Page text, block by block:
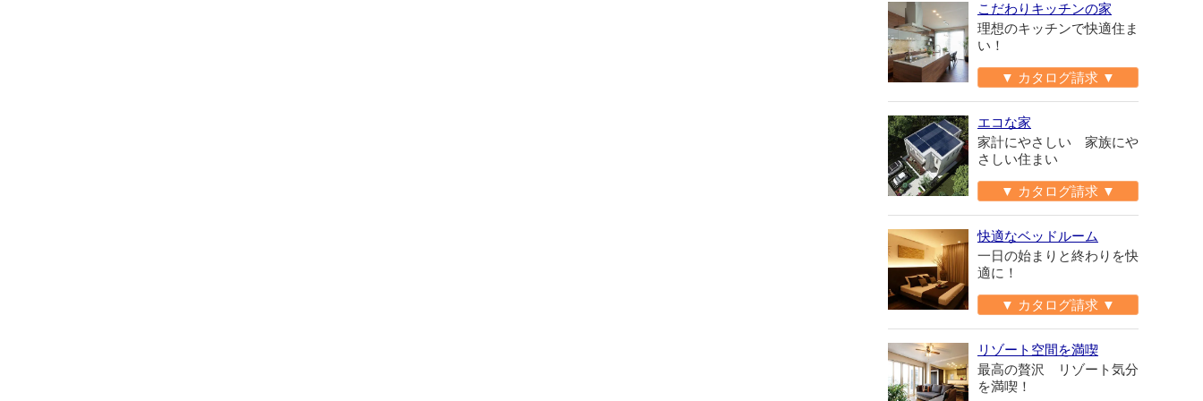
こだわりキッチンの家
理想のキッチンで快適住ま
い！
▼ カタログ請求 ▼
エコな家
家計にやさしい 家族にや
さしい住まい
▼ カタログ請求 ▼
快適なベッドルーム
一日の始まりと終わりを快
適に！
▼ カタログ請求 ▼
リゾート空間を満喫
最高の贅沢 リゾート気分
を満喫！